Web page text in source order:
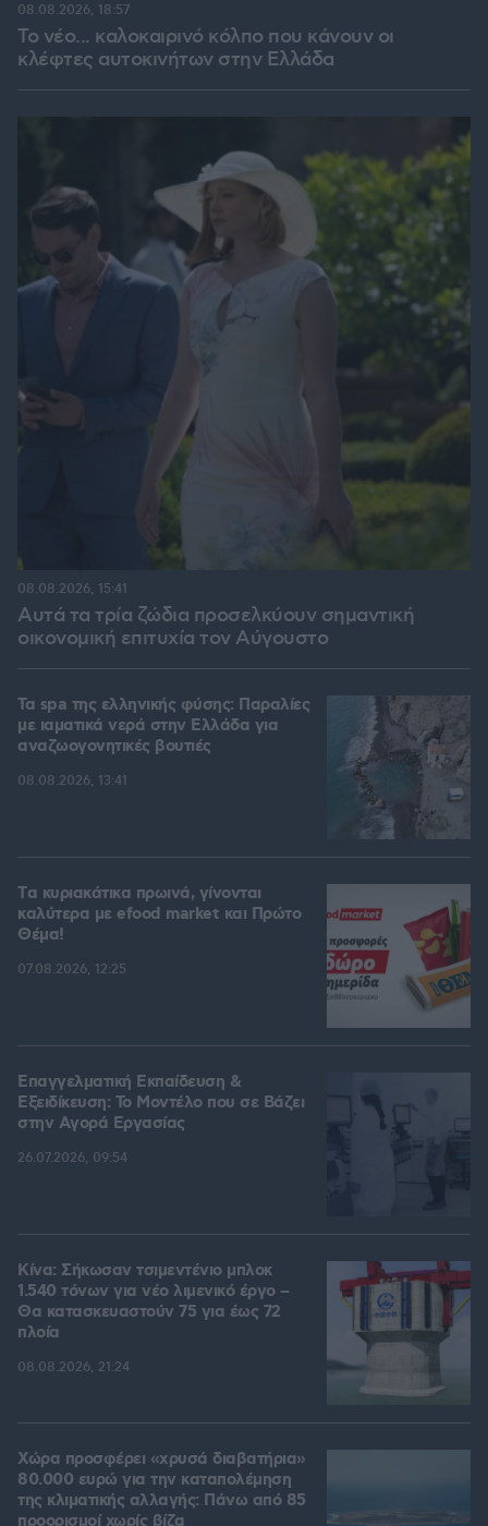
Το νέο... καλοκαιρινό κόλπο που κάνουν οι
κλέφτες αυτοκινήτων στην Ελλάδα
08.08.2026, 18:57
Αυτά τα τρία ζώδια προσελκύουν σημαντική
οικονομική επιτυχία τον Αύγουστο
08.08.2026, 15:41
Τα spa της ελληνικής φύσης: Παραλίες
με ιαματικά νερά στην Ελλάδα για
αναζωογονητικές βουτιές
08.08.2026, 13:41
Tα κυριακάτικα πρωινά, γίνονται
καλύτερα με efood market και Πρώτο
Θέμα!
07.08.2026, 12:25
Επαγγελματική Εκπαίδευση &
Εξειδίκευση: Το Mοντέλο που σε Bάζει
στην Aγορά Eργασίας
26.07.2026, 09:54
Κίνα: Σήκωσαν τσιμεντένιο μπλοκ
1.540 τόνων για νέο λιμενικό έργο –
Θα κατασκευαστούν 75 για έως 72
πλοία
08.08.2026, 21:24
Χώρα προσφέρει «χρυσά διαβατήρια»
80.000 ευρώ για την καταπολέμηση
της κλιματικής αλλαγής: Πάνω από 85
προορισμοί χωρίς βίζα